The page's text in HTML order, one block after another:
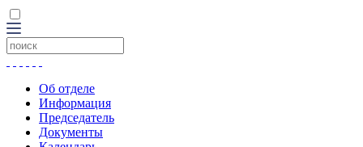
Об отделе
Информация
Председатель
Документы